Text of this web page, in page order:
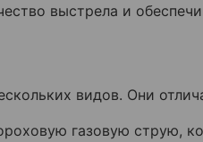
выстрела и
видов. Они
газовую струю,